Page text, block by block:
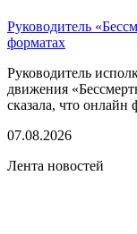
Руководитель
форматах
Руководитель
движения
сказала, что онлайн
07.08.2026
Лента новостей